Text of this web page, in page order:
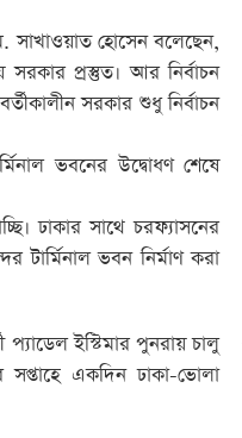
সাখাওয়াত হোসেন বলেছেন,
সরকার প্রস্তুত। আর নির্বাচন
সরকার শুধু নির্বাচন
ভবনের উদ্বোধণ শেষে
ঢাকার সাথে চরফ্যাসনের
টার্মিনাল ভবন নির্মাণ করা
ইস্টিমার পুনরায় চালু
একদিন ঢাকা-ভোলা